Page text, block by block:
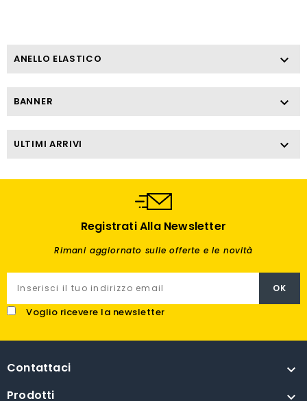
ANELLO ELASTICO 
BANNER 
ULTIMI ARRIVI 
Registrati Alla Newsletter
Rimani aggiornato sulle offerte e le novità
Voglio ricevere la newsletter
Contattaci 
Prodotti 